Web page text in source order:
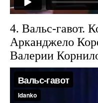
4. Вальс-гавот.
Арканджело
Валерии